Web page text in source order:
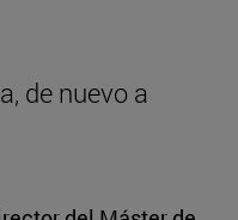
de nuevo a